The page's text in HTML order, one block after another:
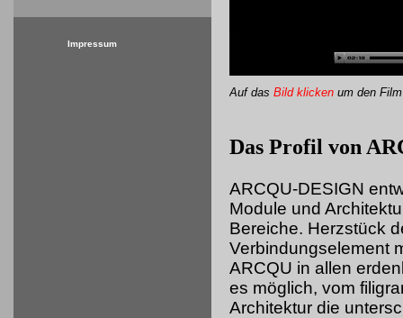
Auf das Bild klicken um den
Das Profil von
ARCQU-DESIGN
Module und
Bereiche. Herzstück
Verbindungselement
ARCQU in allen
es möglich, vom
Architektur die
Impressum